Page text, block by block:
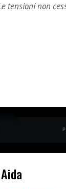
tensioni non